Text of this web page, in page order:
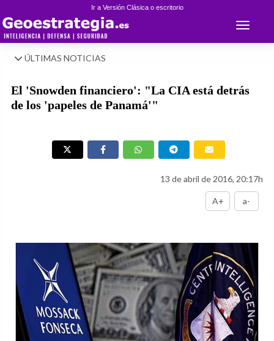
Ir a Versión Clásica o escritorio
Toggle
ÚLTIMAS NOTICIAS
El 'Snowden financiero': "La CIA está detrás
de los 'papeles de Panamá'"
13 de abril de 2016, 20:17h
A+ a-